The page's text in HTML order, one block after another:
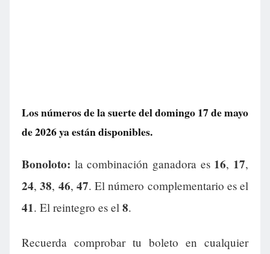
Los números de la suerte del domingo 17 de mayo
de 2026 ya están disponibles.
Bonoloto: la combinación ganadora es 16, 17,
24,38, 46, 47. El número complementario es el
41. El reintegro es el 8.
Recuerda comprobar tu boleto en cualquier